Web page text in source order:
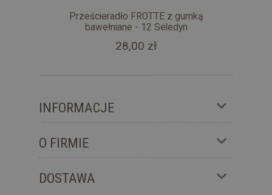
Prześcieradło FROTTE z gumką
bawełniane - 12 Seledyn
28,00 zł
INFORMACJE
O FIRMIE
DOSTAWA